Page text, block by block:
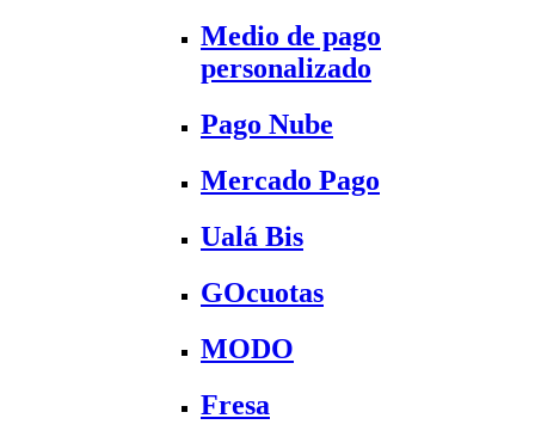
Medio de pago
personalizado
Pago Nube
Mercado Pago
Ualá Bis
GOcuotas
MODO
Fresa